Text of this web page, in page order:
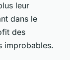
leur
dans le
des
improbables.